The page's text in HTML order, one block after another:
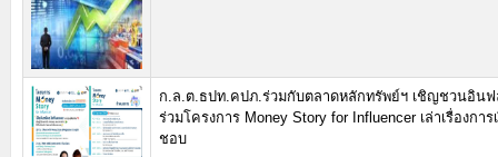
ก.ล.ต.ธปท.คปภ.ร่วมกับตลาดหลักทรัพย์ฯ เชิญชวนอินฟ
ร่วมโครงการ Money Story for Influencer เล่าเรื่องกา
ชอบ